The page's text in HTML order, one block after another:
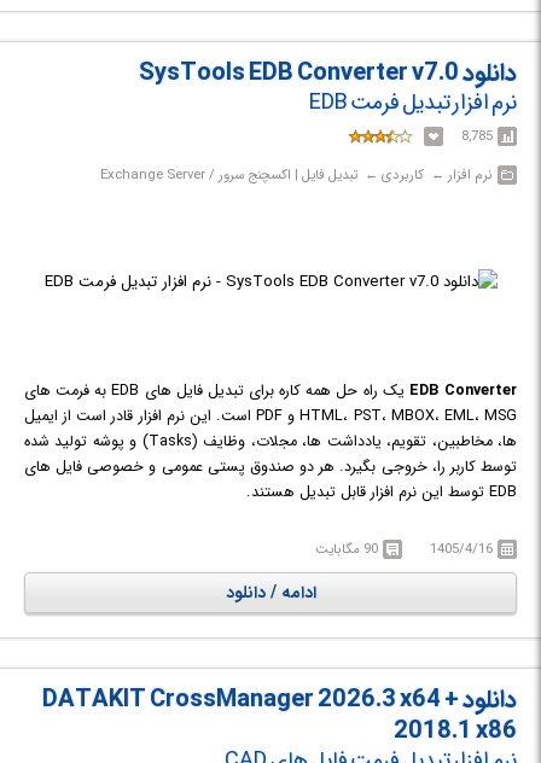
دانلود SysTools EDB Converter v7.0
نرم افزار تبدیل فرمت EDB
8,785
نرم افزار‎ ← ‏ کاربردی‎ ← ‏ تبدیل فایل | اکسچنج سرور / Exchange Server
EDB Converter
یک راه حل همه کاره برای تبدیل فایل های EDB به فرمت های
HTML، PST، MBOX، EML، MSG و PDF است. این نرم افزار قادر است از ایمیل
ها، مخاطبین، تقویم، یادداشت ها، مجلات، وظایف (Tasks) و پوشه تولید شده
توسط کاربر را، خروجی بگیرد. هر دو صندوق پستی عمومی و خصوصی فایل های
EDB توسط این نرم افزار قابل تبدیل هستند.
را تغییر دهیم. با استفاده از نرم افزار EDB Converter شما به راحتی می توانید
فایل های Exchange EDB را به فرمت های مختلف تبدیل کنید. این ابزار
همچنین Offline Exchange EDB Mailboxes را به فرمت های HTML و فایل
های دیگر تبدیل می کند.
1405/4/16 90 مگابایت
ادامه / دانلود
دانلود DATAKIT CrossManager 2026.3 x64 +
2018.1 x86